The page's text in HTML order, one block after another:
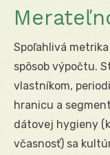
Spoľahlivá
spôsob výpočtu.
vlastníkom,
hranicu a
dátovej hygieny
včasnosť) sa